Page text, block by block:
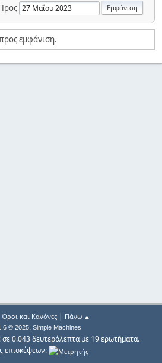
εμφάνιση.
Όροι και Κανόνες| Πάνω ▲
© 2025, Simple Machines
σε 0.043 δευτερόλεπτα με 19 ερωτήματα.
επισκέψεων: